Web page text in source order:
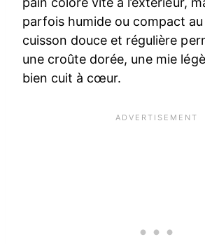
parfois humide ou compact
cuisson douce et régulière
une croûte dorée, une mie
bien cuit à cœur.